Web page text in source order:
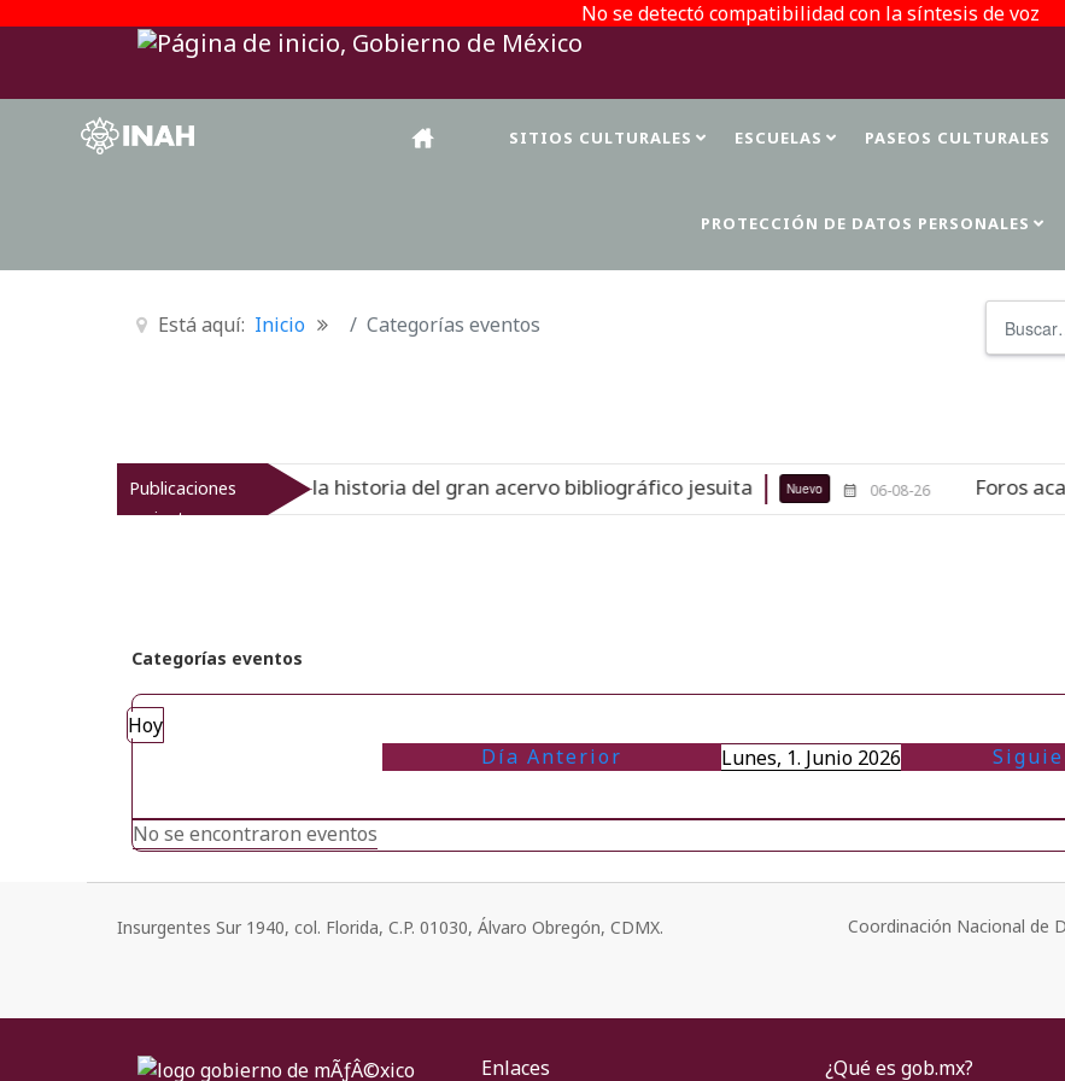
No se detectó compatibilidad con la síntesis de voz
SITIOS CULTURALES ESCUELAS PASEOS CULTURALES
PROTECCIÓN DE DATOS PERSONALES
Está aquí: Inicio Categorías eventos
Publicaciones
recientes
del Virreinato muestra la historia del gran acervo bibliográfico jesuita Nuevo 06-08-26 Foros
Categorías eventos
Hoy
Día Anterior
Lunes, 1. Junio 2026
No se encontraron eventos
Insurgentes Sur 1940, col. Florida, C.P. 01030, Álvaro Obregón, CDMX.
Coordinación Nacional de
Enlaces ¿Qué es gob.mx?